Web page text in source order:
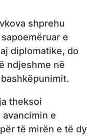
shprehu
e
diplomatike, do
ndjeshme në
theksoi
e
të mirën e të dy